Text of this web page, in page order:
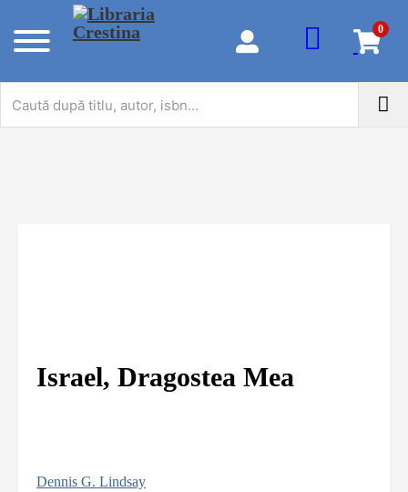
0
Israel, Dragostea Mea
Dennis G. Lindsay